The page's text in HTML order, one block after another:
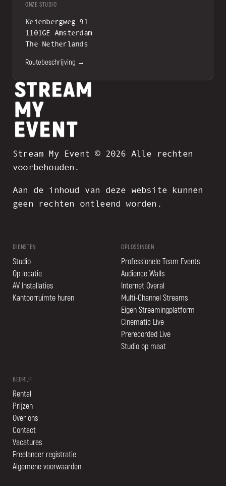
ONZE STUDIO
Keienbergweg 91
1101GE Amsterdam
The Netherlands
Routebeschrijving →
Stream My Event © 2026 Alle rechten
voorbehouden.
Aan de inhoud van deze website kunnen
geen rechten ontleend worden.
DIENSTEN
Studio
Op locatie
AV Installaties
Kantoorruimte huren
OPLOSSINGEN
Professionele Team Events
Audience Walls
Internet Overal
Multi-Channel Streams
Eigen Streamingplatform
Cinematic Live
Prerecorded Live
Studio op maat
BEDRIJF
Rental
Prijzen
Over ons
Contact
Vacatures
Freelancer registratie
Algemene voorwaarden